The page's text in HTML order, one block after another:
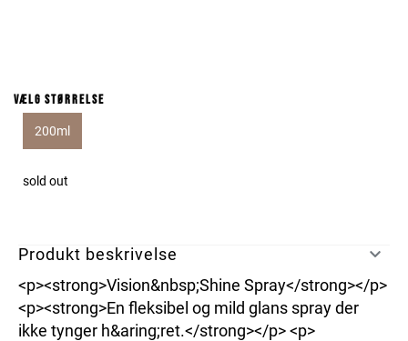
Vælg størrelse
200ml
sold out
Produkt beskrivelse
<p><strong>Vision&nbsp;Shine Spray</strong></p>
<p><strong>En fleksibel og mild glans spray der
ikke tynger h&aring;ret.</strong></p> <p>